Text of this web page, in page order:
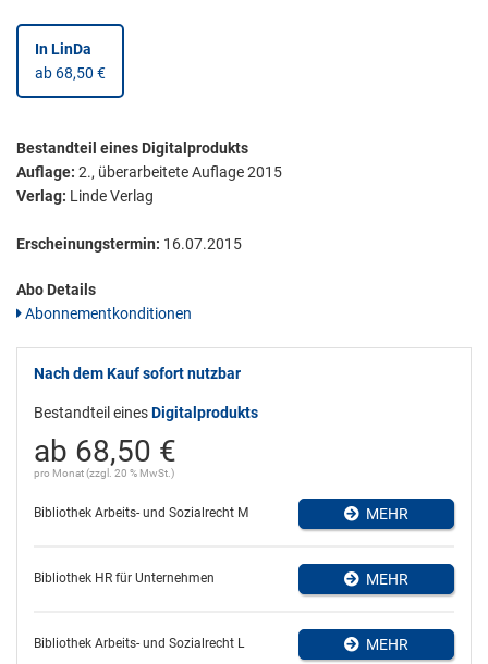
In LinDa
ab 68,50 €
Bestandteil eines Digitalprodukts
Auflage: 2., überarbeitete Auflage 2015
Verlag: Linde Verlag
Erscheinungstermin: 16.07.2015
Abo Details
Abonnementkonditionen
Nach dem Kauf sofort nutzbar
Bestandteil einesDigitalprodukts
ab 68,50 €
pro Monat (zzgl. 20 % MwSt.)
Bibliothek Arbeits- und Sozialrecht M MEHR
Bibliothek HR für Unternehmen MEHR
Bibliothek Arbeits- und Sozialrecht L MEHR